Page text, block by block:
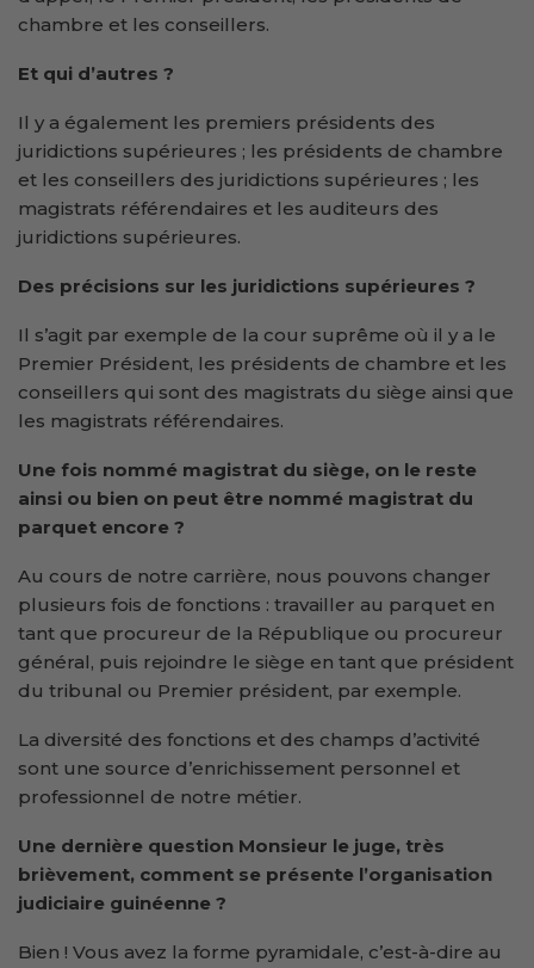
chambre et les conseillers.
Et qui d’autres ?
Il y a également les premiers présidents des
juridictions supérieures ; les présidents de chambre
et les conseillers des juridictions supérieures ; les
magistrats référendaires et les auditeurs des
juridictions supérieures.
Des précisions sur les juridictions supérieures ?
Il s’agit par exemple de la cour suprême où il y a le
Premier Président, les présidents de chambre et les
conseillers qui sont des magistrats du siège ainsi que
les magistrats référendaires.
Une fois nommé magistrat du siège, on le reste
ainsi ou bien on peut être nommé magistrat du
parquet encore ?
Au cours de notre carrière, nous pouvons changer
plusieurs fois de fonctions : travailler au parquet en
tant que procureur de la République ou procureur
général, puis rejoindre le siège en tant que président
du tribunal ou Premier président, par exemple.
La diversité des fonctions et des champs d’activité
sont une source d’enrichissement personnel et
professionnel de notre métier.
Une dernière question Monsieur le juge, très
brièvement, comment se présente l’organisation
judiciaire guinéenne ?
Bien ! Vous avez la forme pyramidale, c’est-à-dire au